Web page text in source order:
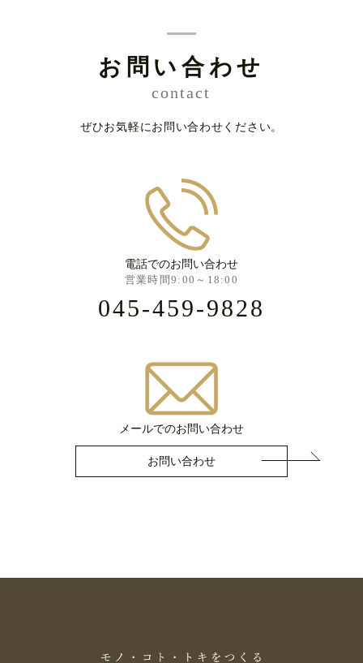
お問い合わせ
contact
ぜひお気軽にお問い合わせください。
電話でのお問い合わせ
営業時間9:00～18:00
045-459-9828
メールでのお問い合わせ
お問い合わせ